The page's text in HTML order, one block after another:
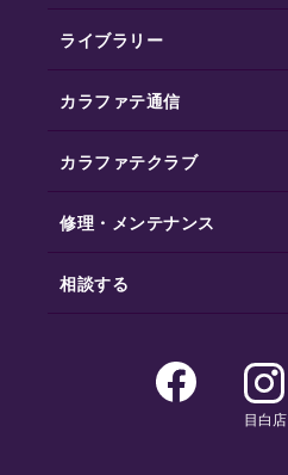
ライブラリー
カラファテ通信
カラファテクラブ
修理・メンテナンス
相談する
目白店